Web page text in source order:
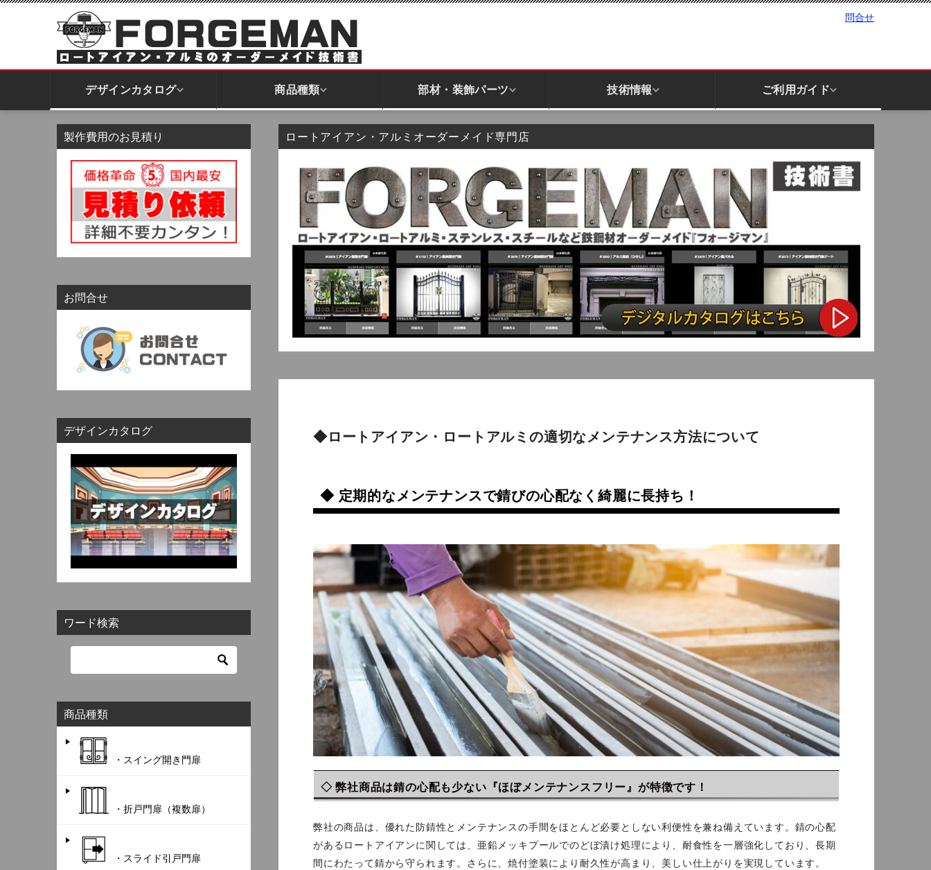
問合せ
デザインカタログ 商品種類
開き門扉｜スイングドア
引戸門扉｜スライドドア
アーチ｜ゲート
フェンス｜直線
階段フェンス｜斜め
パネル全般｜スクリーン
窓面格子パネル
手すり｜ハンドレール
庇｜キャノピー
柱関連
看板サイン｜表札
閂｜掛け金 電気錠
部材・装飾パーツ 技術情報 ご利用ガイド
ロートアイアン・アルミオーダーメイド専門店
◆ロートアイアン・ロートアルミの適切なメンテナンス方法について
◆ 定期的なメンテナンスで錆びの心配なく綺麗に長持ち！
◇ 弊社商品は錆の心配も少ない『ほぼメンテナンスフリー』が特徴です！
弊社の商品は、優れた防錆性とメンテナンスの手間をほとんど必要としない利便性を兼ね備えています。錆の心配
があるロートアイアンに関しては、亜鉛メッキプールでのどぼ漬け処理により、耐食性を一層強化しており、長期
間にわたって錆から守られます。さらに、焼付塗装により耐久性が高まり、美しい仕上がりを実現しています。
製作費用のお見積り
お問合せ
デザインカタログ
ワード検索
商品種類
・スイング開き門扉
・折戸門扉（複数扉）
・スライド引戸門扉